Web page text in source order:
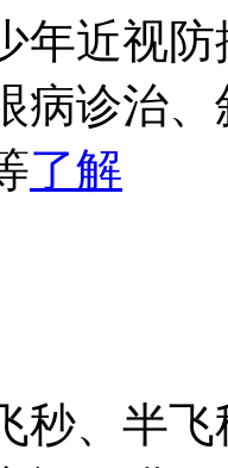
年近视
病诊治
了解
秒、半